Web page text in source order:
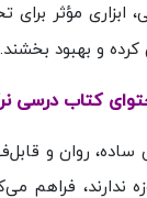
مؤثر
کرده و بهبود بخشند.
کتاب درسی
روان و
ندارند، فراهم